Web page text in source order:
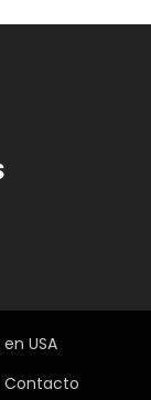
USA
Contacto